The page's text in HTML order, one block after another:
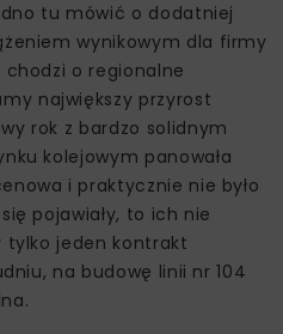
tu mówić o dodatniej
wynikowym dla firmy
o regionalne
największy przyrost
rok z bardzo solidnym
kolejowym panowała
i praktycznie nie było
pojawiały, to ich nie
tylko jeden kontrakt
na budowę linii nr 104